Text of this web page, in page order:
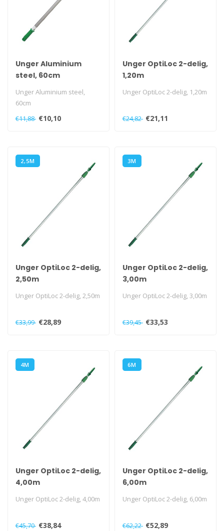
Unger Aluminium
steel, 60cm
Unger Aluminium steel,
60cm
€11,88 €10,10
Unger OptiLoc 2-delig,
1,20m
Unger OptiLoc 2-delig, 1,20m
€24,82 €21,11
2,5M
Unger OptiLoc 2-delig,
2,50m
Unger OptiLoc 2-delig, 2,50m
€33,99 €28,89
3M
Unger OptiLoc 2-delig,
3,00m
Unger OptiLoc 2-delig, 3,00m
€39,45 €33,53
4M
Unger OptiLoc 2-delig,
4,00m
Unger OptiLoc 2-delig, 4,00m
€45,70 €38,84
6M
Unger OptiLoc 2-delig,
6,00m
Unger OptiLoc 2-delig, 6,00m
€62,22 €52,89